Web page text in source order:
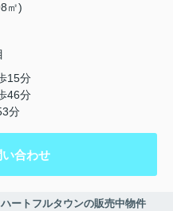
㎡)
15分
46分
分
い合わせ
トフルタウンの販売中物件